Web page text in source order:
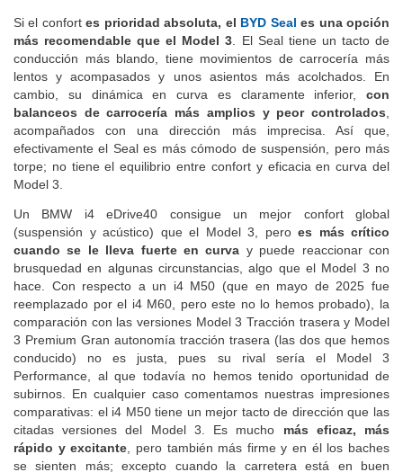
Si el confortes prioridad absoluta, el BYD Seales una opción
más recomendable que el Model 3. El Seal tiene un tacto de
conducción más blando, tiene movimientos de carrocería más
lentos y acompasados y unos asientos más acolchados. En
cambio, su dinámica en curva es claramente inferior,con
balanceos de carrocería más amplios y peor controlados
acompañados con una dirección más imprecisa. Así que,
efectivamente el Seal es más cómodo de suspensión, pero más
torpe; no tiene el equilibrio entre confort y eficacia en curva del
Un BMW i4 eDrive40 consigue un mejor confort global
(suspensión y acústico) que el Model 3, pero
es más crítico
cuando se le lleva fuerte en curva y puede reaccionar con
brusquedad en algunas circunstancias, algo que el Model 3 no
hace. Con respecto a un i4 M50 (que en mayo de 2025 fue
reemplazado por el i4 M60, pero este no lo hemos probado), la
comparación con las versiones Model 3 Tracción trasera y Model
3 Premium Gran autonomía tracción trasera (las dos que hemos
conducido) no es justa, pues su rival sería el Model 3
Performance, al que todavía no hemos tenido oportunidad de
subirnos. En cualquier caso comentamos nuestras impresiones
comparativas: el i4 M50 tiene un mejor tacto de dirección que las
citadas versiones del Model 3. Es muchomás eficaz, más
rápido y excitante, pero también más firme y en él los baches